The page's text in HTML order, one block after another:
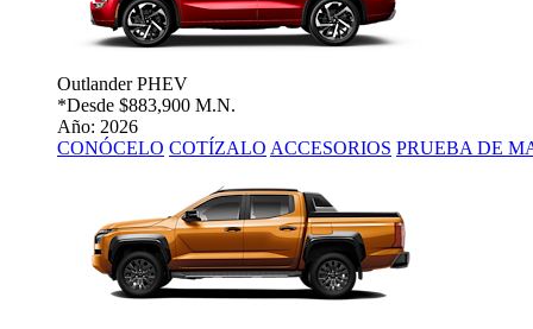
Outlander PHEV
*Desde $883,900 M.N.
Año: 2026
CONÓCELO COTÍZALO ACCESORIOS PRUEBA DE